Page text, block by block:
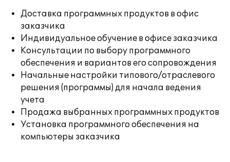
Доставка программных продуктов в офис
заказчика
Индивидуальное обучение в офисе заказчика
Консультации по выбору программного
обеспечения и вариантов его сопровождения
Начальные настройки типового/отраслевого
решения (программы) для начала ведения
учета
Продажа выбранных программных продуктов
Установка программного обеспечения на
компьютеры заказчика